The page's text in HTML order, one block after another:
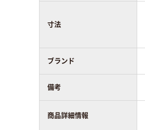
寸法
ブランド
備考
商品詳細情報